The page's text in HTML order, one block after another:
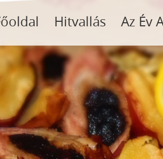
Hitvallás Az Év